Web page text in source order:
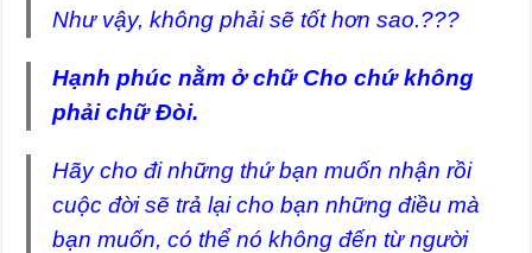
Như vậy, không phải sẽ tốt hơn sao.???
Hạnh phúc nằm ở chữ Cho chứ không
phải chữ Đòi.
Hãy cho đi những thứ bạn muốn nhận rồi
cuộc đời sẽ trả lại cho bạn những điều mà
bạn muốn, có thể nó không đến từ người